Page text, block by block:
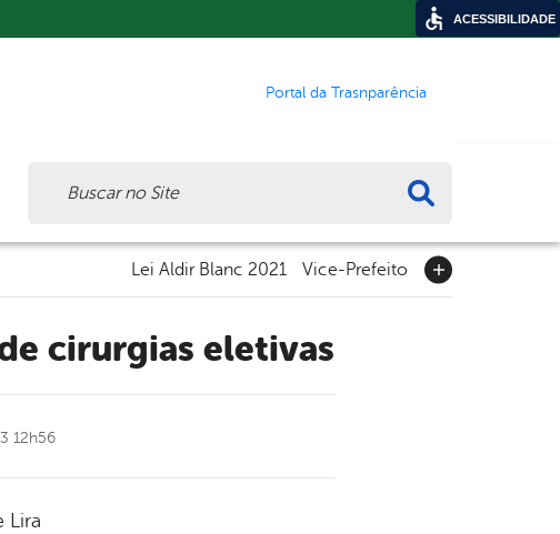
Portal da Trasnparência
Lei Aldir Blanc 2021 Vice-Prefeito
cirurgias eletivas
12h56
Lira
ACESSIBILIDADE